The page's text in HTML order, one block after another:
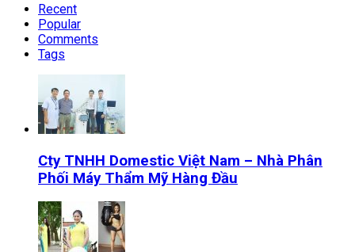
Recent
Popular
Comments
Tags
Cty TNHH Domestic Việt Nam – Nhà Phân
Phối Máy Thẩm Mỹ Hàng Đầu